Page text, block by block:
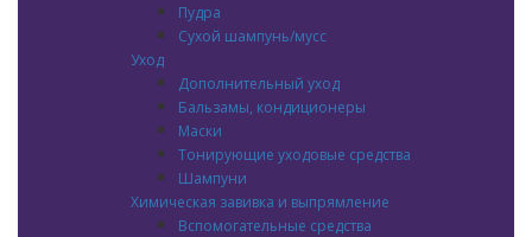
Пудра
Сухой шампунь/мусс
Уход
Дополнительный уход
Бальзамы, кондиционеры
Маски
Тонирующие уходовые средства
Шампуни
Химическая завивка и выпрямление
Вспомогательные средства